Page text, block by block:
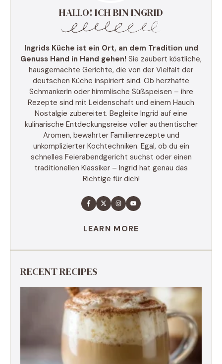
HALLO! ICH BIN INGRID
Ingrids Küche ist ein Ort, an dem Tradition und
Genuss Hand in Hand gehen! Sie zaubert köstliche,
hausgemachte Gerichte, die von der Vielfalt der
deutschen Küche inspiriert sind. Ob herzhafte
Schmankerln oder himmlische Süßspeisen – ihre
Rezepte sind mit Leidenschaft und einem Hauch
Nostalgie zubereitet. Begleite Ingrid auf eine
kulinarische Entdeckungsreise voller authentischer
Aromen, bewährter Familienrezepte und
unkomplizierter Kochtechniken. Egal, ob du ein
schnelles Feierabendgericht suchst oder einen
traditionellen Klassiker – Ingrid hat genau das
Richtige für dich!
LEARN MORE
RECENT RECIPES